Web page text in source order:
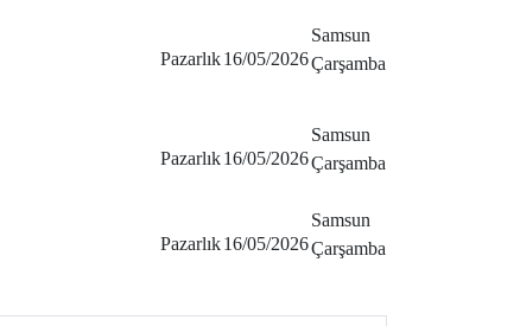
Pazarlık16/05/2026
Samsun
Çarşamba
Pazarlık16/05/2026
Samsun
Çarşamba
Pazarlık16/05/2026
Samsun
Çarşamba